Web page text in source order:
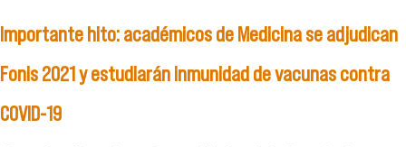
Salud Metropolitanos Centro y Sur
Importante hito: académicos de Medicina se adjudican
Fonis 2021 y estudiarán inmunidad de vacunas contra
COVID-19